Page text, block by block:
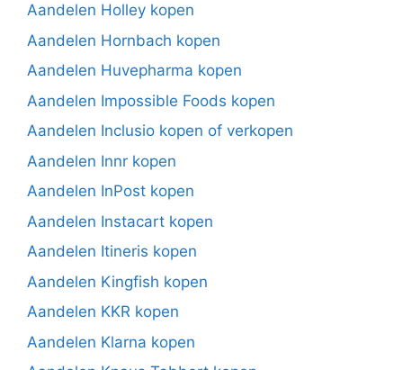
Aandelen Holley kopen
Aandelen Hornbach kopen
Aandelen Huvepharma kopen
Aandelen Impossible Foods kopen
Aandelen Inclusio kopen of verkopen
Aandelen Innr kopen
Aandelen InPost kopen
Aandelen Instacart kopen
Aandelen Itineris kopen
Aandelen Kingfish kopen
Aandelen KKR kopen
Aandelen Klarna kopen